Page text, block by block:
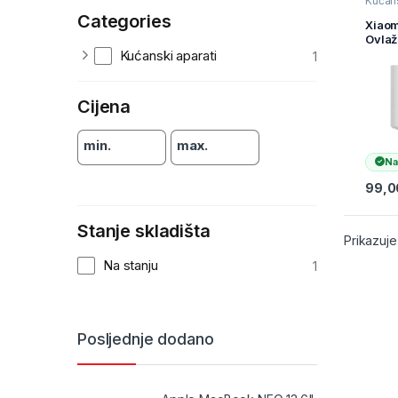
zraka
Categories
Kućanski aparati 1
Cijena
min. max.
Stanje skladišta
Na stanju 1
Posljednje dodano